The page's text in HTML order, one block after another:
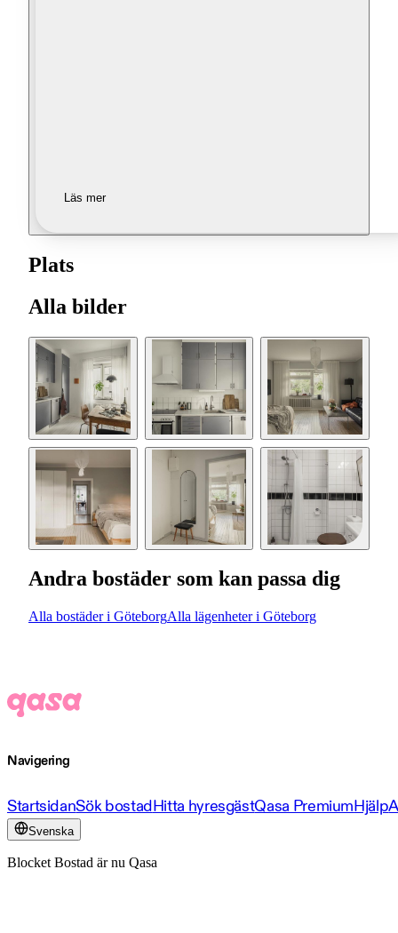
Läs mer
Plats
Alla bilder
Andra bostäder som kan passa dig
Alla bostäder i GöteborgAlla lägenheter i Göteborg
Navigering
StartsidanSök bostadHitta hyresgästQasa PremiumHjälp
Svenska
Blocket Bostad är nu Qasa